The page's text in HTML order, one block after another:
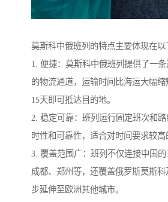
莫斯科中俄班列的特点主要体现在以
1. 便捷：莫斯科中俄班列提供了一
的物流通道，运输时间比海运大幅缩
15天即可抵达目的地。
2. 稳定可靠：班列运行固定班次和
时性和可靠性，适合对时间要求较高
3. 覆盖范围广：班列不仅连接中国的
成都、郑州等，还覆盖俄罗斯莫斯
步延伸至欧洲其他城市。